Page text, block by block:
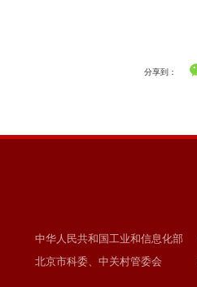
分享到：
中华人民共和国工业和信息化部
北京市科委、中关村管委会